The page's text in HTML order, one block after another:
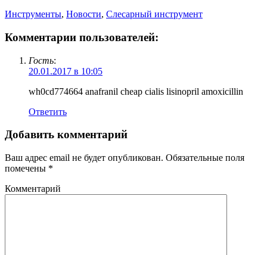
Инструменты, Новости, Слесарный инструмент
Комментарии пользователей:
Гость:
20.01.2017 в 10:05
wh0cd774664 anafranil cheap cialis lisinopril amoxicillin
Ответить
Добавить комментарий
Ваш адрес email не будет опубликован. Обязательные поля
помечены *
Комментарий